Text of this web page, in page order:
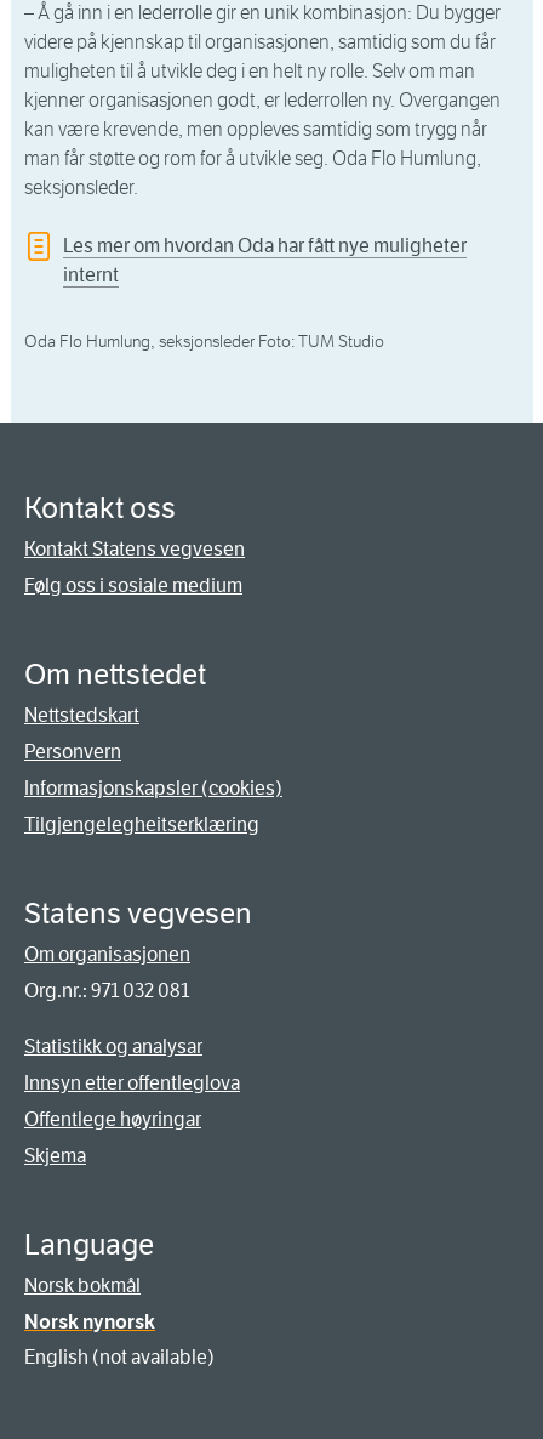
– Å gå inn i en lederrolle gir en unik kombinasjon: Du bygger
videre på kjennskap til organisasjonen, samtidig som du får
muligheten til å utvikle deg i en helt ny rolle. Selv om man
kjenner organisasjonen godt, er lederrollen ny. Overgangen
kan være krevende, men oppleves samtidig som trygg når
man får støtte og rom for å utvikle seg. Oda Flo Humlung,
seksjonsleder.
Les mer om hvordan Oda har fått nye muligheter
internt
Oda Flo Humlung, seksjonsleder Foto: TUM Studio
Kontakt oss
Kontakt Statens vegvesen
Følg oss i sosiale medium
Om nettstedet
Nettstedskart
Personvern
Informasjonskapsler (cookies)
Tilgjengelegheitserklæring
Statens vegvesen
Om organisasjonen
Org.nr.: 971 032 081
Statistikk og analysar
Innsyn etter offentleglova
Offentlege høyringar
Skjema
Language
Norsk bokmål
Norsk nynorsk
English (not available)